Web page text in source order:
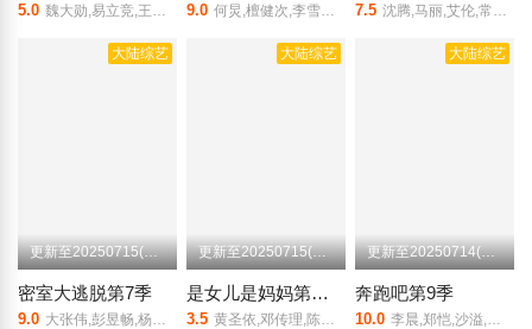
5.0 魏大勋,易立竞,王安宇,王昱珩,林一,苗苗,刘雅瑟 9.0 何炅,檀健次,李雪琴,王鹤棣,丁程鑫,杨迪,吴泽林,叶童,侯佩岑,王珞丹,李晟,张小婉,祝绪丹,管乐,罗予彤,宋妍霏 7.5 沈腾,马丽,艾伦,常远,黄才伦,许文赫,刘同,冯满,朱博岩 ,白客,陈鹤一,范丞丞,冯秦川,龚俊,郭祥鹏,胡先煦,黄渤,贾冰,李海银,林一,刘思维,毛晓彤,彭昱畅,乔杉,宋小宝,马嘉祺,丁程鑫,宋亚轩,刘耀文,张真源,严浩翔,贺峻霖,宋妍霏,陶亮,王成思,王建华,王智,许吴彬,杨超越,尹正,于洋,张一鸣,章若楠,赵小棠,周大勇,庄达菲,左凌峰
大陆综艺
更新至20250715(超前彩蛋)
密室大逃脱第7季
9.0 大张伟,彭昱畅,杨幂,许凯,周笔畅,张宥浩
大陆综艺
更新至20250715(会员彩蛋)
是女儿是妈妈第二季
3.5 黄圣依,邓传理,陈梦,逢敏,程潇,梁爱群,李嘉格,薄永霞
大陆综艺
更新至20250714(加更版)
奔跑吧第9季
10.0 李晨,郑恺,沙溢,白鹿,周深,范丞丞,宋雨琦,张真源,孟子义,李昀锐,敖瑞鹏,张彬彬